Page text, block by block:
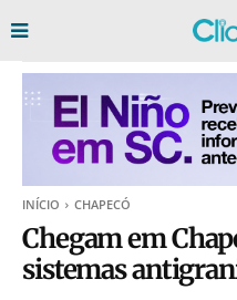
INÍCIO CHAPECÓ
Chegam em
sistemas